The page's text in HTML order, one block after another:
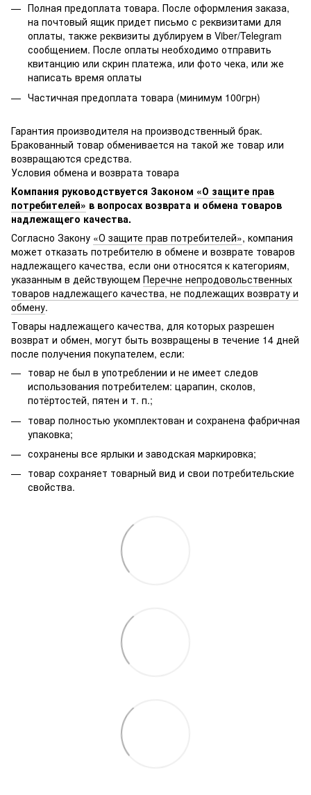
Полная предоплата товара. После оформления заказа,
на почтовый ящик придет письмо с реквизитами для
оплаты, также реквизиты дублируем в Viber/Telegram
сообщением. После оплаты необходимо отправить
квитанцию или скрин платежа, или фото чека, или же
написать время оплаты
Частичная предоплата товара (минимум 100грн)
Гарантия производителя на производственный брак.
Бракованный товар обменивается на такой же товар или
возвращаются средства.
Условия обмена и возврата товара
Компания руководствуется Законом «О защите прав
потребителей» в вопросах возврата и обмена товаров
надлежащего качества.
Согласно Закону «О защите прав потребителей», компания
может отказать потребителю в обмене и возврате товаров
надлежащего качества, если они относятся к категориям,
указанным в действующем Перечне непродовольственных
товаров надлежащего качества, не подлежащих возврату и
обмену.
Товары надлежащего качества, для которых разрешен
возврат и обмен, могут быть возвращены в течение 14 дней
после получения покупателем, если:
товар не был в употреблении и не имеет следов
использования потребителем: царапин, сколов,
потёртостей, пятен и т. п.;
товар полностью укомплектован и сохранена фабричная
упаковка;
сохранены все ярлыки и заводская маркировка;
товар сохраняет товарный вид и свои потребительские
свойства.